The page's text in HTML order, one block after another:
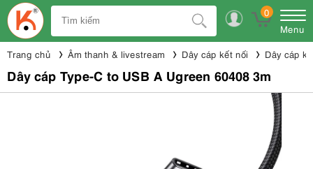
0
Menu
Trang chủ Âm thanh & livestream Dây cáp kết nối Dây cáp
Dây cáp Type-C to USB A Ugreen 60408 3m